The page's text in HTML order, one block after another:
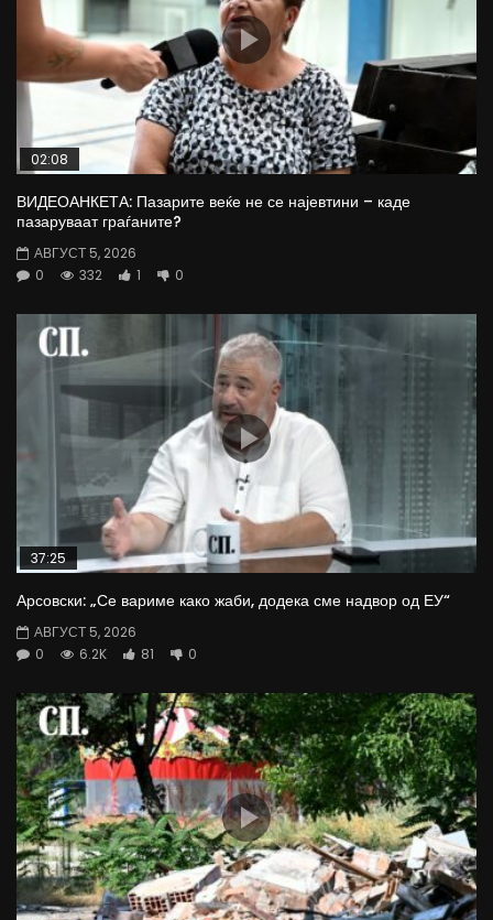
02:08
ВИДЕОАНКЕТА: Пазарите веќе не се најевтини – каде
пазаруваат граѓаните?
АВГУСТ 5, 2026
0
332 1 0
37:25
Арсовски: „Се вариме како жаби, додека сме надвор од ЕУ“
АВГУСТ 5, 2026
0
6.2K 81 0